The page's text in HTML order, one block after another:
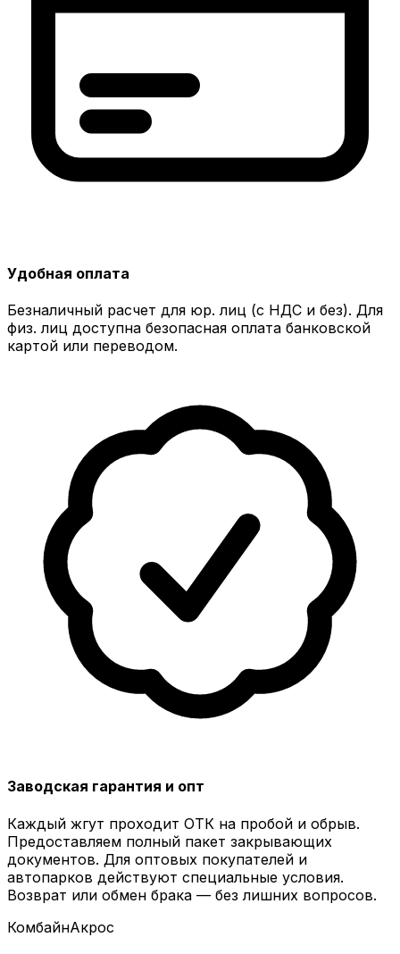
Удобная оплата
Безналичный расчет для юр. лиц (с НДС и без). Для
физ. лиц доступна безопасная оплата банковской
картой или переводом.
Заводская гарантия и опт
Каждый жгут проходит ОТК на пробой и обрыв.
Предоставляем полный пакет закрывающих
документов. Для оптовых покупателей и
автопарков действуют специальные условия.
Возврат или обмен брака — без лишних вопросов.
КомбайнАкрос